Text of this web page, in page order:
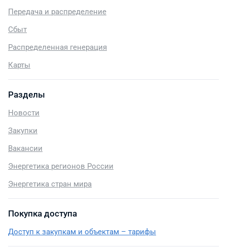
Передача и распределение
Сбыт
Распределенная генерация
Карты
Разделы
Новости
Закупки
Вакансии
Энергетика регионов России
Энергетика стран мира
Покупка доступа
Доступ к закупкам и объектам – тарифы